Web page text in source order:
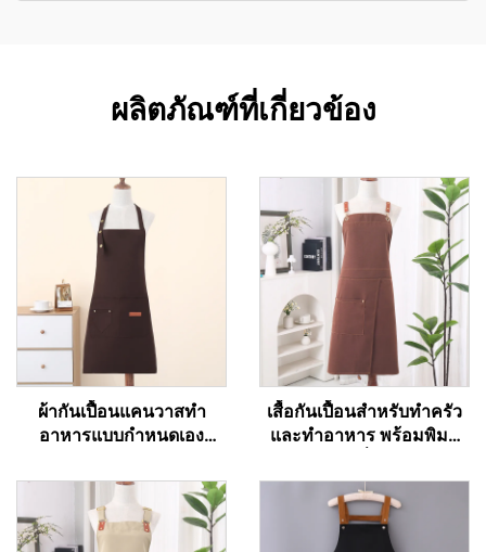
ผลิตภัณฑ์ที่เกี่ยวข้อง
ผ้ากันเปื้อนแคนวาสทำ
อาหารแบบกำหนดเอง
พนักงานเสิร์ฟ ผ้ากันเปื้อน
ครัวพื้นฐานราคาถูกสำหรับ
วันหยุด แบบติดอก ผลิตจาก
เสื้อกันเปื้อนสำหรับทำครัว
และทำอาหาร พร้อมพิมพ์
แบบซับลิเมชัน ผ้ากันน้ำ เสื้อ
กันเปื้อนสำหรับเชฟผู้ใหญ่
แบบแคนวาส